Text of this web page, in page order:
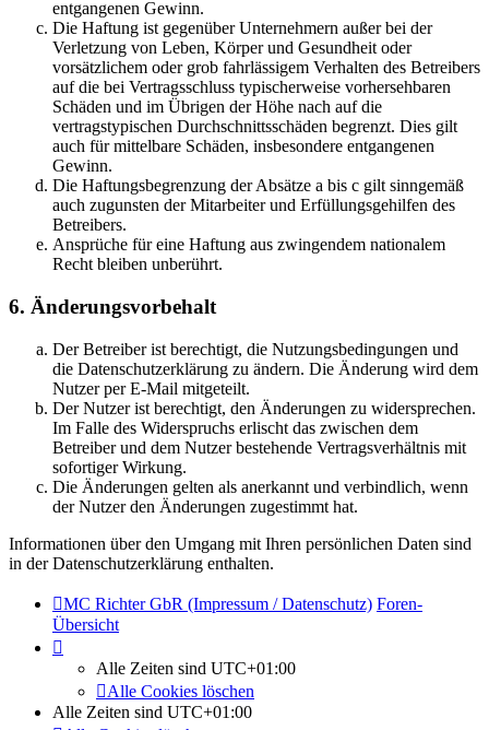
entgangenen Gewinn.
Die Haftung ist gegenüber Unternehmern außer bei der
Verletzung von Leben, Körper und Gesundheit oder
vorsätzlichem oder grob fahrlässigem Verhalten des Betreibers
auf die bei Vertragsschluss typischerweise vorhersehbaren
Schäden und im Übrigen der Höhe nach auf die
vertragstypischen Durchschnittsschäden begrenzt. Dies gilt
auch für mittelbare Schäden, insbesondere entgangenen
Gewinn.
Die Haftungsbegrenzung der Absätze a bis c gilt sinngemäß
auch zugunsten der Mitarbeiter und Erfüllungsgehilfen des
Betreibers.
Ansprüche für eine Haftung aus zwingendem nationalem
Recht bleiben unberührt.
6. Änderungsvorbehalt
Der Betreiber ist berechtigt, die Nutzungsbedingungen und
die Datenschutzerklärung zu ändern. Die Änderung wird dem
Nutzer per E-Mail mitgeteilt.
Der Nutzer ist berechtigt, den Änderungen zu widersprechen.
Im Falle des Widerspruchs erlischt das zwischen dem
Betreiber und dem Nutzer bestehende Vertragsverhältnis mit
sofortiger Wirkung.
Die Änderungen gelten als anerkannt und verbindlich, wenn
der Nutzer den Änderungen zugestimmt hat.
Informationen über den Umgang mit Ihren persönlichen Daten sind
in der Datenschutzerklärung enthalten.
MC Richter GbR (Impressum / Datenschutz) Foren-
Übersicht
Alle Zeiten sind UTC+01:00
Alle Cookies löschen
Alle Zeiten sind UTC+01:00